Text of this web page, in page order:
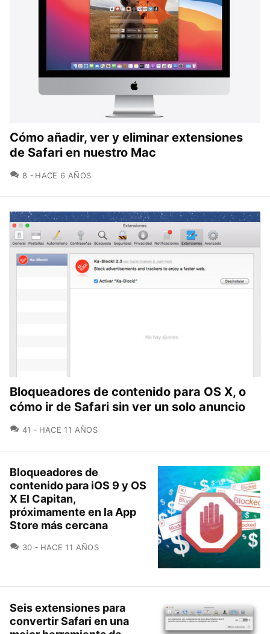
Cómo añadir, ver y eliminar extensiones
de Safari en nuestro Mac
8 COMENTARIOS
HACE 6 AÑOS
Bloqueadores de contenido para OS X, o
cómo ir de Safari sin ver un solo anuncio
41 COMENTARIOS
HACE 11 AÑOS
Bloqueadores de
contenido para iOS 9 y OS
X El Capitan,
próximamente en la App
Store más cercana
30 COMENTARIOS
HACE 11 AÑOS
Seis extensiones para
convertir Safari en una